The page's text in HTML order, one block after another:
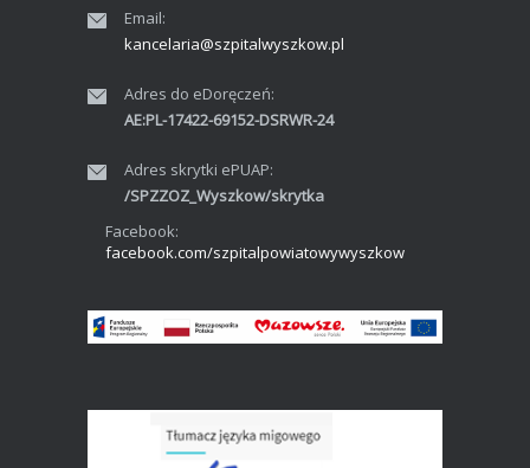
Email:
kancelaria@szpitalwyszkow.pl
Adres do eDoręczeń:
AE:PL-17422-69152-DSRWR-24
Adres skrytki ePUAP:
/SPZZOZ_Wyszkow/skrytka
Facebook:
facebook.com/szpitalpowiatowywyszkow